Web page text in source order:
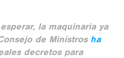
la maquinaria ya
de Ministros ha
decretos para